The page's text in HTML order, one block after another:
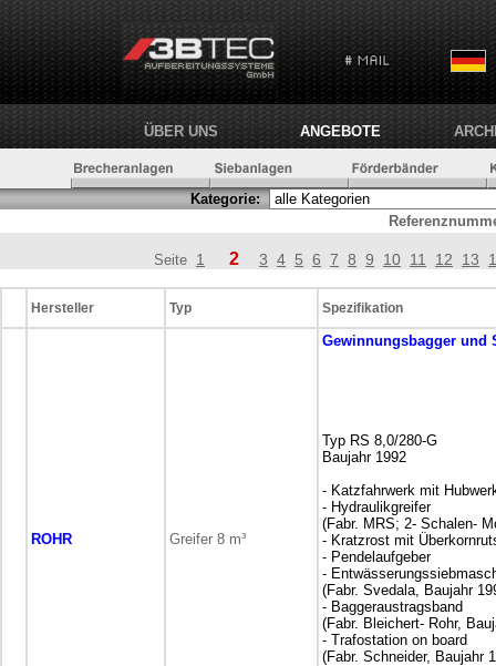
ÜBER UNS ANGEBOTE
Kategorie:
Seite 1 2 3 4 5 6 7 8 9 10 11 12 13
Hersteller Typ Spezifikation
ROHR Greifer 8 m³
Gewinnungsbagger und
Typ RS 8,0/280-G
Baujahr 1992
- Katzfahrwerk mit
- Hydraulikgreifer
(Fabr. MRS; 2- Schalen-
- Kratzrost mit
- Pendelaufgeber
-
(Fabr. Svedala, Baujahr
- Baggeraustragsband
(Fabr. Bleichert- Rohr,
- Trafostation on board
(Fabr. Schneider, Baujahr